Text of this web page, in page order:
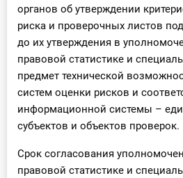
органов об утверждении
риска и проверочных листов
до их утверждения в
правовой статистике и
предмет технической
систем оценки рисков и
информационной системы –
субъектов и объектов проверок.
Срок согласования
правовой статистике и